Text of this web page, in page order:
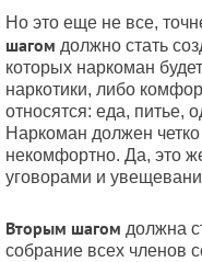
Но это еще не все,
шагом должно стать
которых наркоман
наркотики, либо
относятся: еда, питье,
Наркоман должен
некомфортно. Да, это
уговорами и
Вторым шагом должна
собрание всех членов